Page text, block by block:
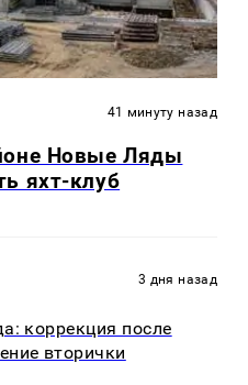
41 минуту назад
Новые Ляды
яхт-клуб
3 дня назад
коррекция после
вторички